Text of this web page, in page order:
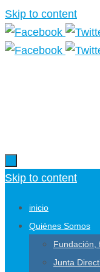
Skip to content
Skip to content
inicio
Quiénes Somos
Fundación,
Junta